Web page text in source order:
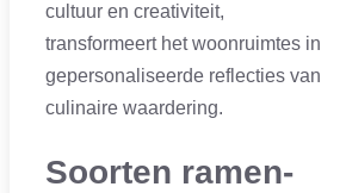
cultuur en creativiteit,
transformeert het woonruimtes in
gepersonaliseerde reflecties van
culinaire waardering.
Soorten ramen-